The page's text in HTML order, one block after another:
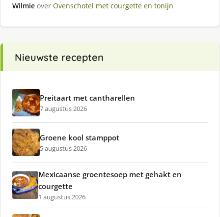
Wilmie over Ovenschotel met courgette en tonijn
Nieuwste recepten
Preitaart met cantharellen
7 augustus 2026
Groene kool stamppot
5 augustus 2026
Mexicaanse groentesoep met gehakt en
courgette
1 augustus 2026